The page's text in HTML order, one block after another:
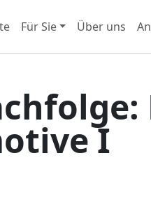
Für Sie Über uns
I